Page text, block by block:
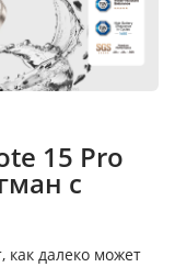
15 Pro
с
как далеко может